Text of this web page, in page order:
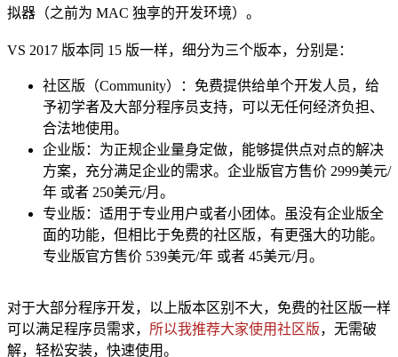
拟器（之前为 MAC 独享的开发环境）。
VS 2017 版本同 15 版一样，细分为三个版本，分别是：
社区版（Community）：免费提供给单个开发人员，给
予初学者及大部分程序员支持，可以无任何经济负担、
合法地使用。
企业版：为正规企业量身定做，能够提供点对点的解决
方案，充分满足企业的需求。企业版官方售价 2999美元/
年 或者 250美元/月。
专业版：适用于专业用户或者小团体。虽没有企业版全
面的功能，但相比于免费的社区版，有更强大的功能。
专业版官方售价 539美元/年 或者 45美元/月。
对于大部分程序开发，以上版本区别不大，免费的社区版一样
可以满足程序员需求， 所以我推荐大家使用社区版，无需破
解，轻松安装，快速使用。